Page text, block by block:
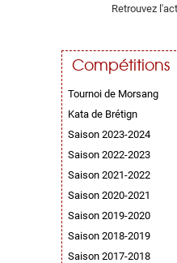
Retrouvez
Compétitions
Tournoi de Morsang
Kata de Brétign
Saison 2023-2024
Saison 2022-2023
Saison 2021-2022
Saison 2020-2021
Saison 2019-2020
Saison 2018-2019
Saison 2017-2018